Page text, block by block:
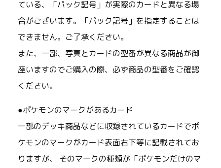
ている、「パック記号」が実際のカードと異なる場
合がございます。「パック記号」を指定することは
できません。ご了承ください。
また、一部、写真とカードの型番が異なる商品が御
座いますのでご購入の際、必ず商品の型番をご確認
ください。
●ポケモンのマークがあるカード
一部のデッキ商品などに収録されているカードでポ
ケモンのマークがカード表面右下等に記載されてお
りますが、 そのマークの種類が「ポケモンだけのマ